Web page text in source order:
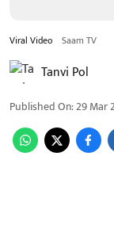
Viral Video Saam TV
Tanvi Pol
Published On:29 Mar